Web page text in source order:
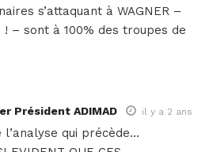
s’attaquant à WAGNER –
! – sont à 100% des troupes de
Président ADIMAD il y a 2 ans
l’analyse qui précède…